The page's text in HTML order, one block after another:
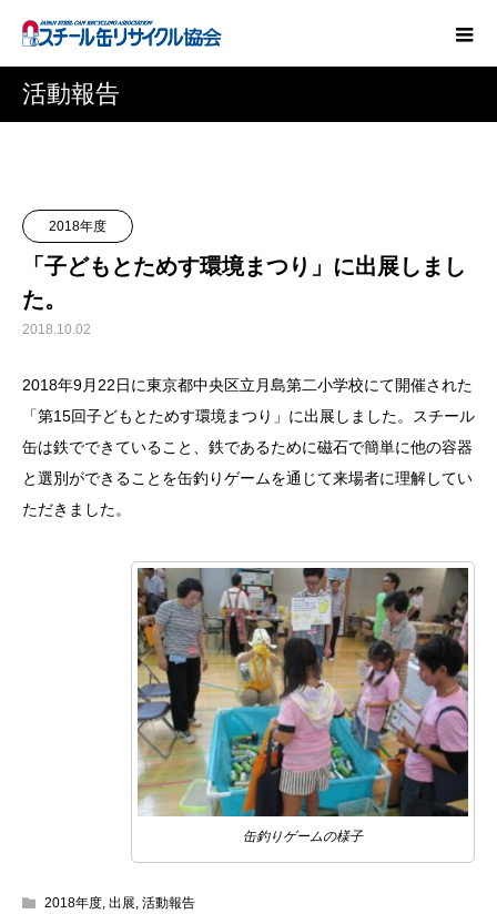
活動報告
2018年度
「子どもとためす環境まつり」に出展しまし
た。
2018.10.02
2018年9月22日に東京都中央区立月島第二小学校にて開催された
「第15回子どもとためす環境まつり」に出展しました。スチール
缶は鉄でできていること、鉄であるために磁石で簡単に他の容器
と選別ができることを缶釣りゲームを通じて来場者に理解してい
ただきました。
缶釣りゲームの様子
2018年度 出展 活動報告